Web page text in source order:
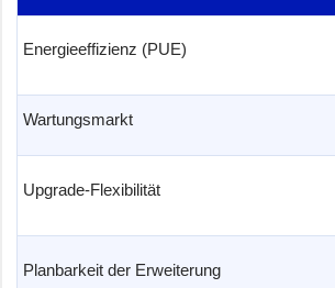
Energieeffizienz (PUE)
Wartungsmarkt
Upgrade-Flexibilität
Planbarkeit der Erweiterung